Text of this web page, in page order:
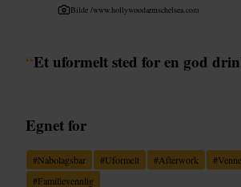
Bilde /www.hollywoodarmschelsea.com
“Et uformelt sted for en god
Egnet for
#Nabolagsbar #Uformelt #Afterwork #
#Familievennlig